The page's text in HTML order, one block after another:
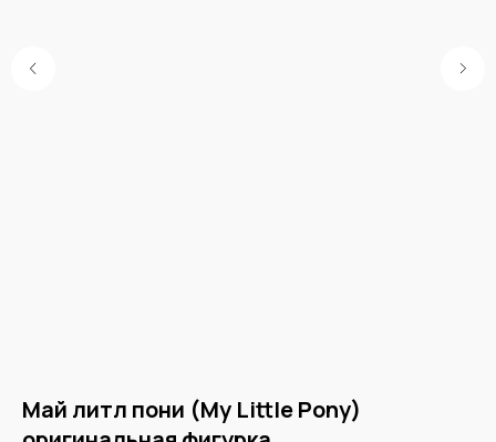
Май литл пони (My Little Pony)